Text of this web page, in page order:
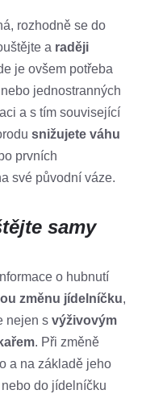
rozhodně se do
a raději
je ovšem potřeba
jednostranných
a s tím související
snižujete váhu
prvních
své původní váze.
samy
o hubnutí
změnu jídelníčku,
nejen s výživovým
. Při změně
a na základě jeho
do jídelníčku